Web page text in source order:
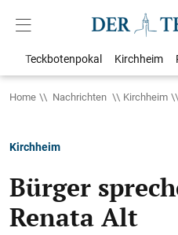
Teckbotenpokal Kirchheim
Home Nachrichten Kirchheim
Kirchheim
Bürger
Renata Alt